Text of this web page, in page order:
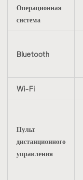
Операционная
система
Bluetooth
Wi-Fi
Пульт
дистанционного
управления